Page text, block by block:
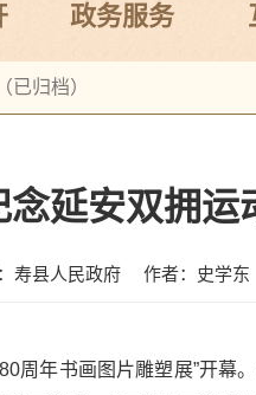
政务服务
已归档）
念延安双拥
寿县人民政府 作者：史学东
周年书画图片雕塑展”开